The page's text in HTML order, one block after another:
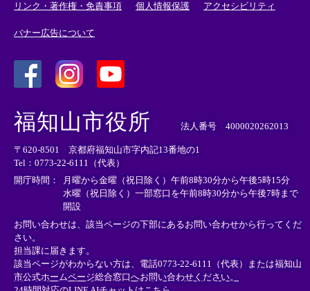
リンク・著作権・免責事項 個人情報保護 アクセシビリティ
バナー広告について
外
部
リ
ン
ク
＞
外
リ
ン
ク
＞
外
部
ン
ク
＞
福知山市役所 法人番号 4000020262013
〒620-8501 京都府福知山市字内記13番地の1
Tel：0773-22-6111（代表）
開庁時間：
月曜から金曜（祝日除く）午前8時30分から午後5時15分
水曜（祝日除く）一部窓口を午前8時30分から午後7時まで
開設
お問い合わせは、該当ページの下部にあるお問い合わせから行ってくだ
さい。
担当課に届きます。
該当ページがわからない方は、電話0773-22-6111（代表）または福知山
市公式ホームページ総合窓口へお問い合わせください。